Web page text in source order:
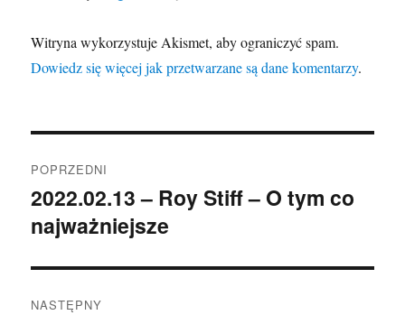
Witryna wykorzystuje Akismet, aby ograniczyć spam.
Dowiedz się więcej jak przetwarzane są dane komentarzy.
wpisu
POPRZEDNI
Poprzedni
wpis:
2022.02.13 – Roy Stiff – O tym co
najważniejsze
NASTĘPNY